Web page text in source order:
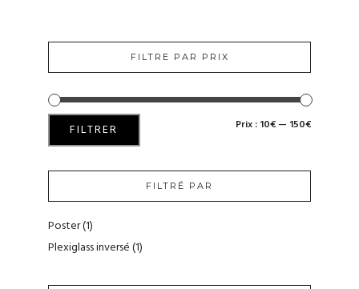
FILTRE PAR PRIX
PRIX
MIN
PRIX
MAX
FILTRER Prix : 10€ — 150€
FILTRÉ PAR
Poster(1)
Plexiglass inversé(1)